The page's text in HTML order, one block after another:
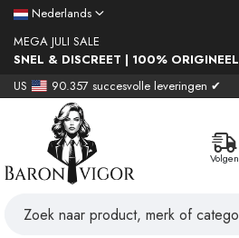
Nederlands
MEGA JULI SALE
SNEL & DISCREET | 100% ORIGINEEL
US
90.357 succesvolle leveringen ✔
Volgen